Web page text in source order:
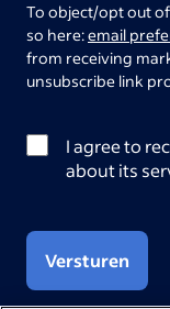
To object/opt out
so here:email
from receiving
unsubscribe link
I agree to
about its
Versturen